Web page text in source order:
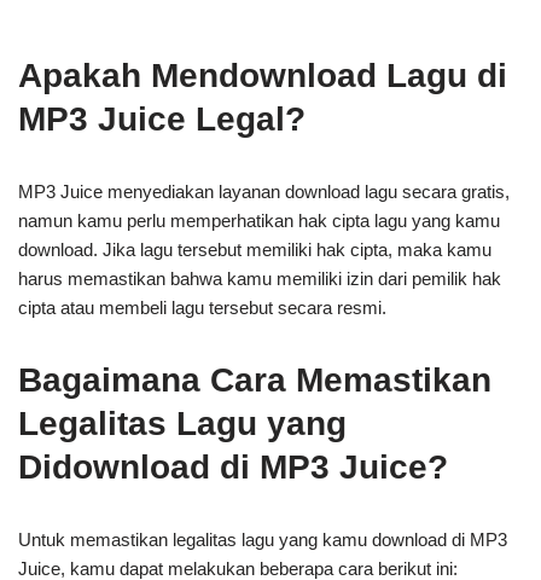
Apakah Mendownload Lagu di
MP3 Juice Legal?
MP3 Juice menyediakan layanan download lagu secara gratis,
namun kamu perlu memperhatikan hak cipta lagu yang kamu
download. Jika lagu tersebut memiliki hak cipta, maka kamu
harus memastikan bahwa kamu memiliki izin dari pemilik hak
cipta atau membeli lagu tersebut secara resmi.
Bagaimana Cara Memastikan
Legalitas Lagu yang
Didownload di MP3 Juice?
Untuk memastikan legalitas lagu yang kamu download di MP3
Juice, kamu dapat melakukan beberapa cara berikut ini: